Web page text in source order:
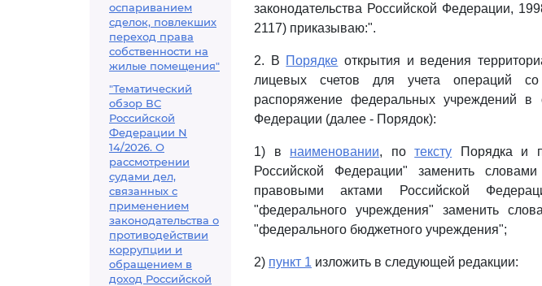
оспариванием
сделок, повлекших
переход права
собственности на
жилые помещения"
"Тематический
обзор ВС
Российской
Федерации N
14/2026. О
рассмотрении
судами дел,
связанных с
применением
законодательства о
противодействии
коррупции и
обращением в
доход Российской
законодательства Российской Федерации,
2117) приказываю:".
2. В Порядке открытия и ведения
лицевых счетов для учета операций
распоряжение федеральных учреждений в
Федерации (далее - Порядок):
1) в наименовании, потексту Порядка и
Российской Федерации" заменить
правовыми актами Российской
"федерального учреждения" заменить
"федерального бюджетного учреждения";
2) пункт 1 изложить в следующей редакции: